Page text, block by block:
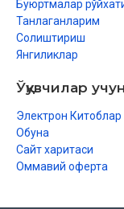
Мад табиий
Мад силатус суғро
Мад эваз
Мад бадал
Мад муттасил
Мад мунфасил
Буюртмалар
Танлаганларим
Солиштириш
Янгиликлар
Ўқувчилар учун
Электрон Китоблар
Обуна
Сайт харитаси
Оммавий оферта